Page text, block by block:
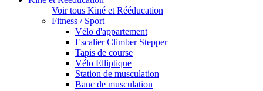
Voir tous Kiné et Rééducation
Fitness / Sport
Vélo d'appartement
Escalier Climber Stepper
Tapis de course
Vélo Elliptique
Station de musculation
Banc de musculation